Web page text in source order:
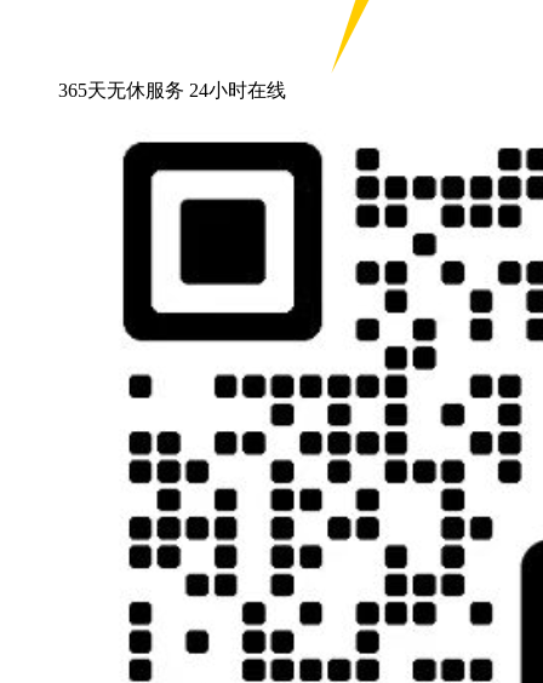
365天无休服务 24小时在线